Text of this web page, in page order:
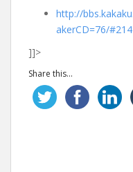
http://
akerCD=76/
]]>
Share this...